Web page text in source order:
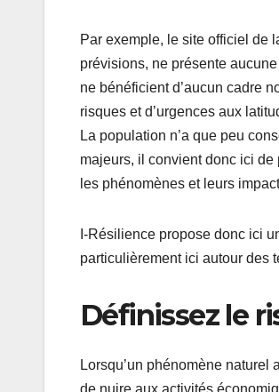
Par exemple, le site officiel de
prévisions, ne présente
ne bénéficient d’aucun cadre
risques et d’urgences aux
La population n’a que peu
majeurs, il convient donc ici
les phénomènes et leurs
I-Résilience propose donc ici
particulièrement ici autour des
Définissez le
Lorsqu’un phénomène
de nuire aux activités